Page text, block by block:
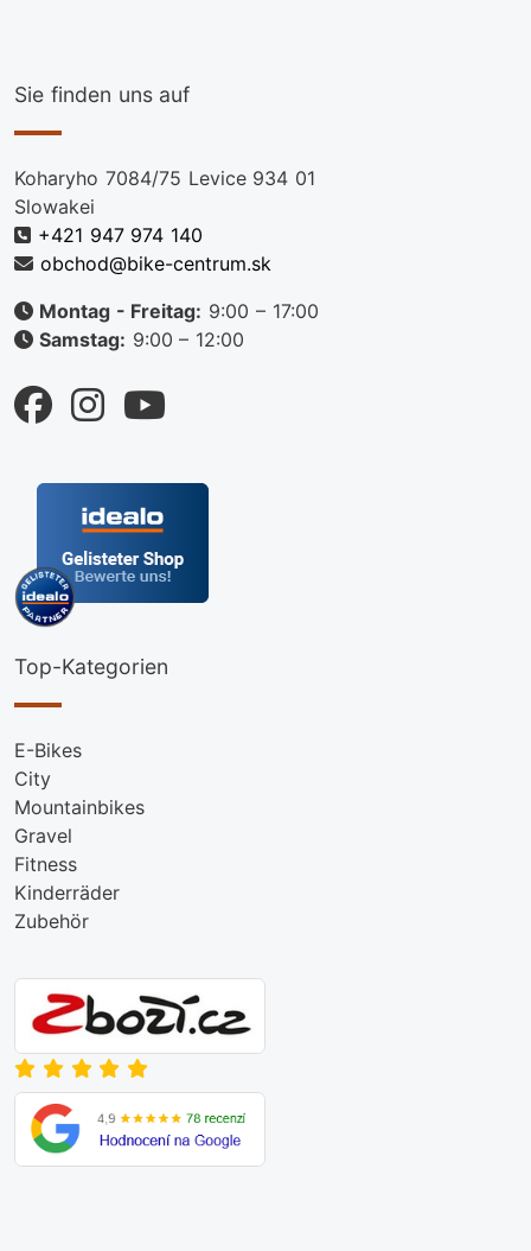
Sie finden uns auf
Koharyho 7084/75 Levice 934 01
Slowakei
+421 947 974 140
obchod@bike-centrum.sk
Montag - Freitag: 9:00 – 17:00
Samstag: 9:00 – 12:00
Top-Kategorien
E-Bikes
City
Mountainbikes
Gravel
Fitness
Kinderräder
Zubehör